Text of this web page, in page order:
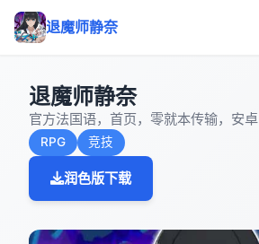
退魔师静奈
退魔师静奈
官方法国语，首页，零就本传输，安卓
RPG 竞技
润色版下载